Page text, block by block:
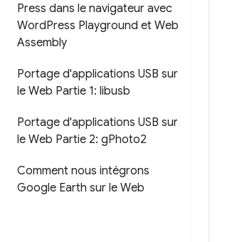
Press dans le navigateur avec
WordPress Playground et Web
Assembly
Portage d'applications USB sur
le Web Partie 1: libusb
Portage d'applications USB sur
le Web Partie 2: gPhoto2
Comment nous intégrons
Google Earth sur le Web